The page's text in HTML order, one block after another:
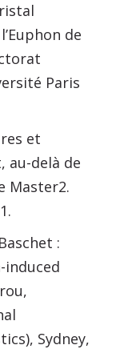
de
Paris
et
au-delà de
Master2.
:
Sydney,